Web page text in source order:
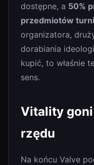
dostępne, a 50%
przedmiotów
organizatora,
dorabiania
kupić, to właśnie
sens.
Vitality
rzędu
Na końcu Valve